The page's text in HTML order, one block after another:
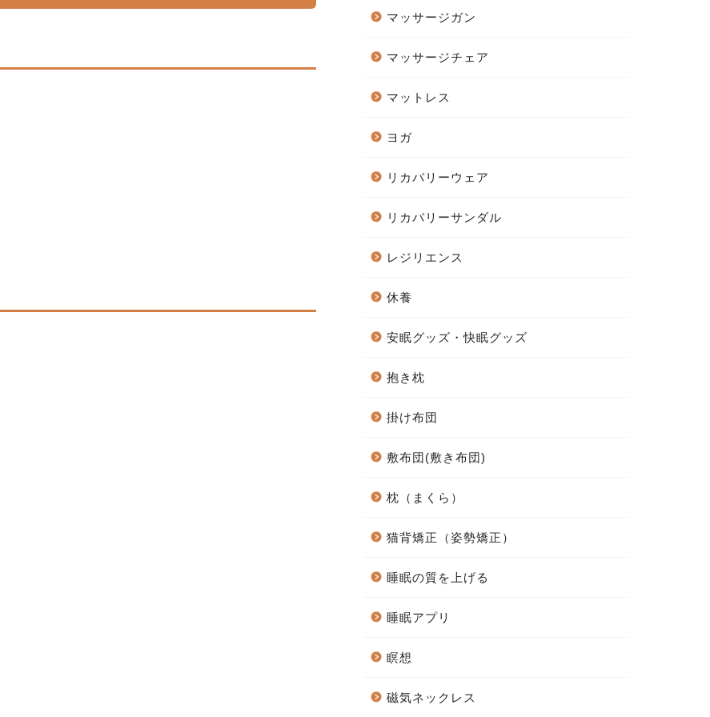
マッサージガン
マッサージチェア
マットレス
ヨガ
リカバリーウェア
リカバリーサンダル
レジリエンス
休養
安眠グッズ・快眠グッズ
抱き枕
掛け布団
敷布団(敷き布団)
枕（まくら）
猫背矯正（姿勢矯正）
睡眠の質を上げる
睡眠アプリ
瞑想
磁気ネックレス